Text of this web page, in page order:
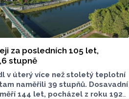
za posledních 105 let,
stupně
v úterý více než stoletý teplotní
naměřili 39 stupňů. Dosavadní
144 let, pocházel z roku 1921